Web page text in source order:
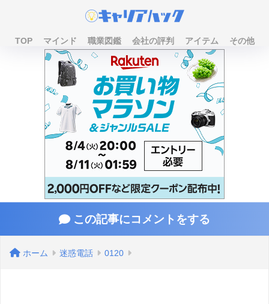
TOP マインド 職業図鑑 会社の評判 アイテム その他
この記事にコメントをする
ホーム 迷惑電話 0120